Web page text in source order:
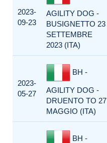
2023-
09-23
AGILITY DOG -
BUSIGNETTO 23
SETTEMBRE
2023 (ITA)
2023-
05-27
BH -
AGILITY DOG -
DRUENTO TO 27
MAGGIO (ITA)
BH -